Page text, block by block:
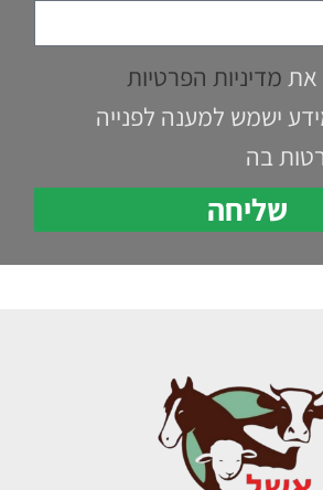
את מדיניות הפרטיות
ישמש למענה לפנייה
בה
שליחה